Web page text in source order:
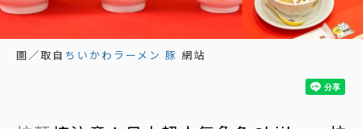
圖／取自 ちいかわラーメン 豚 網站